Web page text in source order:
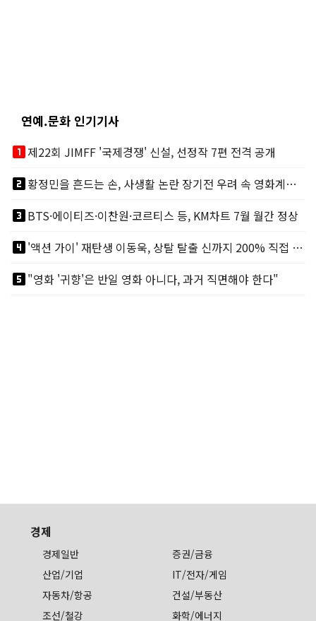
연예.문화 인기기사
looks_one제22회 JIMFF '국제경쟁' 신설, 선정작 7편 전격 공개
looks_two
황정민을 흔드는 손, 사생활 논란 장기전 우려 속 영화계도 리스크
looks_3BTS·에이티즈·이찬원·코르티스 등, KM차트 7월 월간 정상
looks_4
'액션 가이' 재탄생 이동욱, 상탈 탈출 신까지 200% 직접 소화
looks_5"영화 '귀향'은 반일 영화 아니다, 과거 직면해야 한다"
경제
경제일반
증권/금융
산업/기업
IT/전자/게임
자동차/항공
건설/부동산
조선/철강
화학/에너지